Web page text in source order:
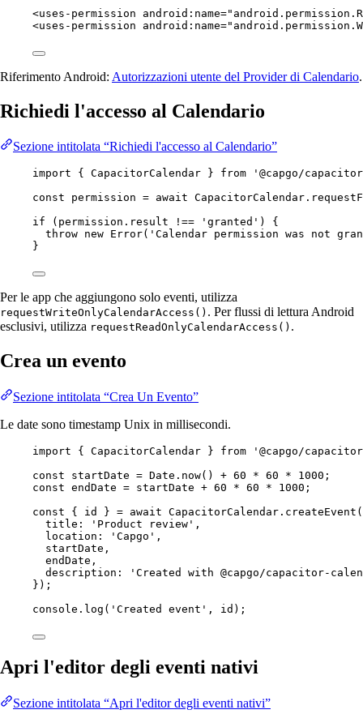
<uses-permission android:name=
<uses-permission android:name=
Riferimento Android: Autorizzazioni utente del Provider di Calendario.
Richiedi l'accesso al Calendario
Sezione intitolata “Richiedi l'accesso al Calendario”
import { CapacitorCalendar } from
'@capgo/
const
permission = await CapacitorCalendar.
if (permission.result !== 'granted' ) {
throw new Error( 'Calendar permission was not
}
Per le app che aggiungono solo eventi, utilizza
requestWriteOnlyCalendarAccess() . Per flussi di lettura Android
esclusivi, utilizza requestReadOnlyCalendarAccess() .
Crea un evento
Sezione intitolata “Crea Un Evento”
Le date sono timestamp Unix in millisecondi.
import { CapacitorCalendar } from
'@capgo/
const
startDate = Date. now() + 60 * 60 * 1000 ;
const endDate = startDate + 60 * 60 * 1000 ;
const { id } = await CapacitorCalendar. createEvent
title:
'Product review' ,
location:
'Capgo' ,
startDate,
endDate,
description:
'Created with @capgo/capacitor-
});
console. log ( 'Created event' , id);
Apri l'editor degli eventi nativi
Sezione intitolata “Apri l'editor degli eventi nativi”